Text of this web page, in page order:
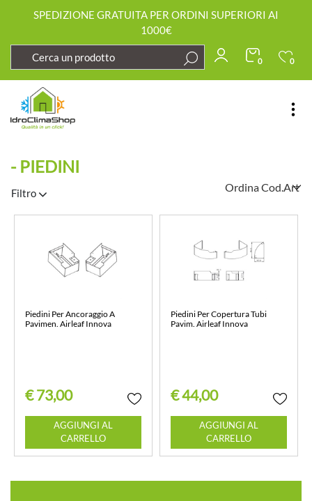
SPEDIZIONE GRATUITA PER ORDINI SUPERIORI AI
1000€
0 0
- PIEDINI
Filtro
Piedini Per Ancoraggio A
Pavimen. Airleaf Innova
€ 73,00
Quantità
AGGIUNGI AL
CARRELLO
Piedini Per Copertura Tubi
Pavim. Airleaf Innova
€ 44,00
Quantità
AGGIUNGI AL
CARRELLO